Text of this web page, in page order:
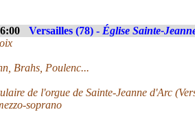
Versailles (78) - Église Sainte-
Brahs, Poulenc...
de l'orgue de Sainte-Jeanne d'Arc
soprano